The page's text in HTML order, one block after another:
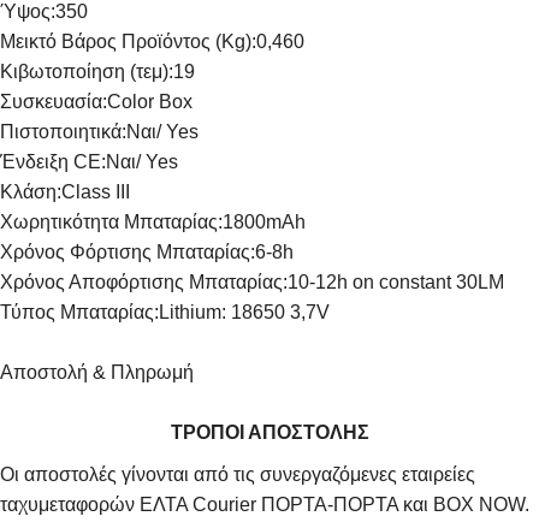
Ύψος:350
Μεικτό Βάρος Προϊόντος (Kg):0,460
Κιβωτοποίηση (τεμ):19
Συσκευασία:Color Box
Πιστοποιητικά:Ναι/ Yes
Ένδειξη CE:Ναι/ Yes
Κλάση:Class III
Χωρητικότητα Μπαταρίας:1800mAh
Χρόνος Φόρτισης Μπαταρίας:6-8h
Χρόνος Αποφόρτισης Μπαταρίας:10-12h on constant 30LM
Τύπος Μπαταρίας: Lithium: 18650 3,7V
Αποστολή & Πληρωμή
ΤΡΟΠΟΙ ΑΠΟΣΤΟΛΗΣ
Οι αποστολές γίνονται από τις συνεργαζόμενες εταιρείες
ταχυμεταφορών ΕΛΤΑ Courier ΠΟΡΤΑ-ΠΟΡΤΑ και BOX NOW.